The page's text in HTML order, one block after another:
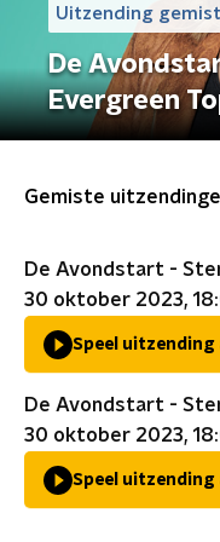
Uitzending gemist
De
Evergreen
Gemiste
De Avondstart -
30 oktober 2023,
Speel uitzending
De Avondstart -
30 oktober 2023,
Speel uitzending